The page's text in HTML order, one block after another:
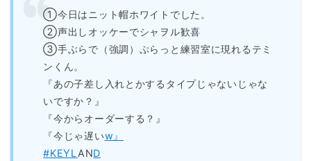
①今日はニット帽ホワイトでした。
②声出しオッケーでシャヲル歓喜
③手ぶらで（強調）ぷらっと練習室に現れるテミ
ンくん。
『あの子差し入れとかするタイプじゃないじゃな
いですか？』
『今からオーダーする？』
『今じゃ遅いw』
#KEYL AND